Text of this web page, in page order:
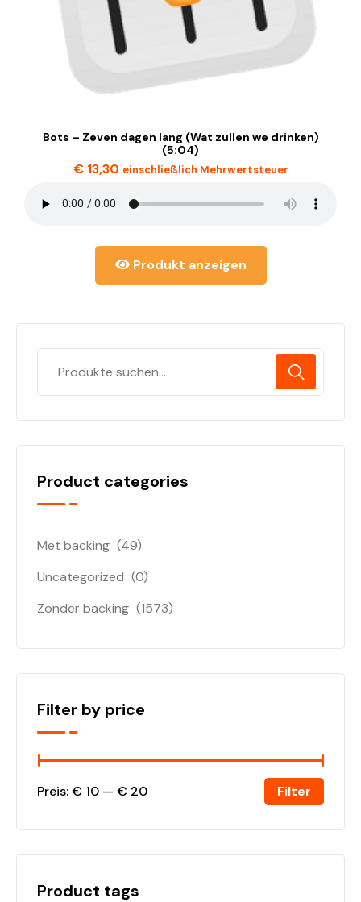
Bots – Zeven dagen lang (Wat zullen we drinken)
(5:04)
€13,30 einschließlich Mehrwertsteuer
Produkt anzeigen
Product categories
Met backing (49)
Uncategorized (0)
Zonder backing (1573)
Filter by price
Filter
Preis:€ 10 — € 20
Product tags